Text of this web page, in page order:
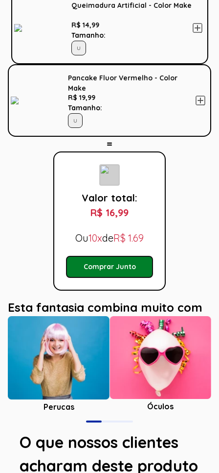
Queimadura Artificial - Color Make
R$ 14,99
Tamanho:
U
Pancake Fluor Vermelho - Color
Make
R$ 19,99
Tamanho:
U
Valor total:
R$ 16,99
Ou10xdeR$ 1.69
Comprar Junto
Esta fantasia combina muito com
Perucas Óculos
O que nossos clientes
acharam deste produto